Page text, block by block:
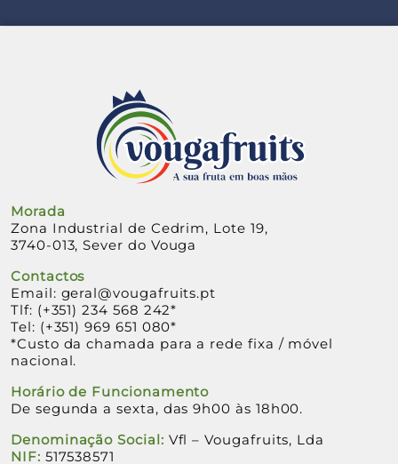
Morada
Zona Industrial de Cedrim, Lote 19,
3740-013, Sever do Vouga
Contactos
Email: geral@vougafruits.pt
Tlf: (+351) 234 568 242*
Tel: (+351) 969 651 080*
*Custo da chamada para a rede fixa / móvel
nacional.
Horário de Funcionamento
De segunda a sexta, das 9h00 às 18h00.
Denominação Social: Vfl – Vougafruits, Lda
NIF: 517538571